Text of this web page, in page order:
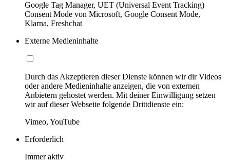
Google Tag Manager, UET (Universal Event Tracking)
Consent Mode von Microsoft, Google Consent Mode,
Klarna, Freshchat
Externe Medieninhalte
Durch das Akzeptieren dieser Dienste können wir dir Videos
oder andere Medieninhalte anzeigen, die von externen
Anbietern gehostet werden. Mit deiner Einwilligung setzen
wir auf dieser Webseite folgende Drittdienste ein:
Vimeo, YouTube
Erforderlich
Immer aktiv